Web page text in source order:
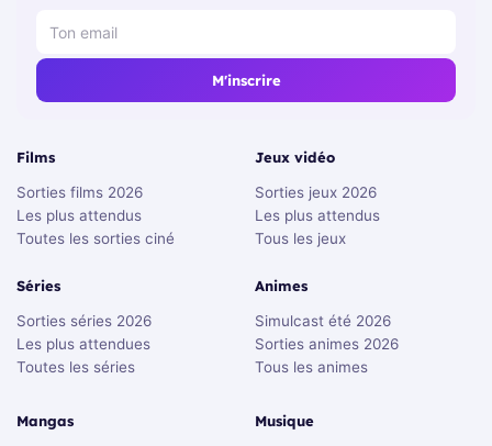
M'inscrire
Films
Sorties films 2026
Les plus attendus
Toutes les sorties ciné
Séries
Sorties séries 2026
Les plus attendues
Toutes les séries
Jeux vidéo
Sorties jeux 2026
Les plus attendus
Tous les jeux
Animes
Simulcast été 2026
Sorties animes 2026
Tous les animes
Mangas Musique